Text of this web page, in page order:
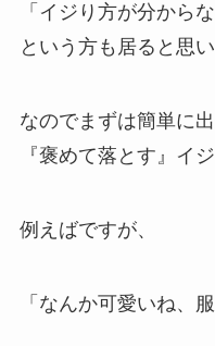
「イジり方が分からな
という方も居ると思い
なのでまずは簡単に
『褒めて落とす』イ
例えばですが、
「なんか可愛いね、